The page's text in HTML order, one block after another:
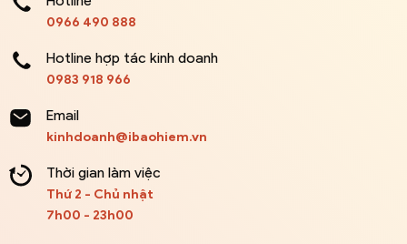
0966 490 888
Hotline hợp tác kinh doanh
0983 918 966
Email
kinhdoanh@ibaohiem.vn
Thời gian làm việc
Thứ 2 - Chủ nhật
7h00 - 23h00